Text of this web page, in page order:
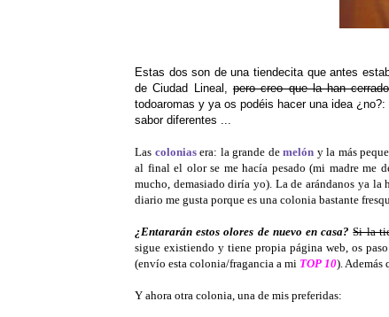
Estas dos son de una tiendecita que antes
de Ciudad Lineal, pero creo que la han
todoaromas y ya os podéis hacer una idea
sabor diferentes ...
Las coloniasera: la grande de melón y la más
al final el olor se me hacía pesado (mi madre me
mucho, demasiado diría yo). La de arándanos ya
diario me gusta porque es una colonia bastante
¿Entararán estos olores de nuevo en casa? Si la
sigue existiendo y tiene propia página web, os
(envío esta colonia/fragancia a mi TOP 10). Además
Y ahora otra colonia, una de mis preferidas: